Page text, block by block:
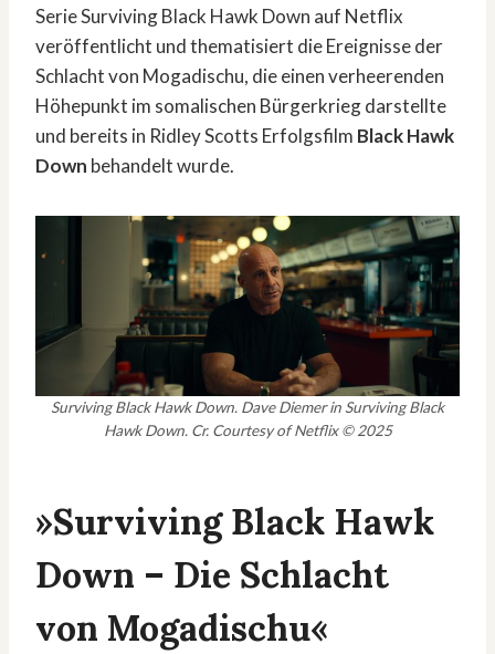
Serie Surviving Black Hawk Down auf Netflix
veröffentlicht und thematisiert die Ereignisse der
Schlacht von Mogadischu, die einen verheerenden
Höhepunkt im somalischen Bürgerkrieg darstellte
und bereits in Ridley Scotts Erfolgsfilm Black Hawk
Down behandelt wurde.
Surviving Black Hawk Down. Dave Diemer in Surviving Black
Hawk Down. Cr. Courtesy of Netflix © 2025
»Surviving Black Hawk
Down – Die Schlacht
von Mogadischu«